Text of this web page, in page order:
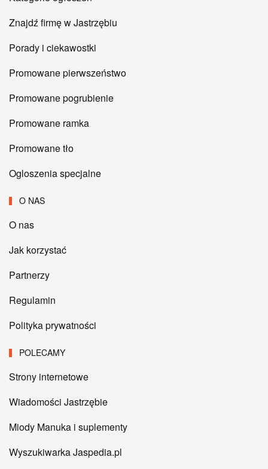
Znajdź firmę w Jastrzębiu
Porady i ciekawostki
Promowane pierwszeństwo
Promowane pogrubienie
Promowane ramka
Promowane tło
Ogloszenia specjalne
O NAS
O nas
Jak korzystać
Partnerzy
Regulamin
Polityka prywatności
POLECAMY
Strony internetowe
Wiadomości Jastrzębie
Miody Manuka i suplementy
Wyszukiwarka Jaspedia.pl